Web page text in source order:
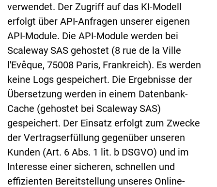
verwendet. Der Zugriff auf das KI-Modell
erfolgt über API-Anfragen unserer eigenen
API-Module. Die API-Module werden bei
Scaleway SAS gehostet (8 rue de la Ville
l'Evêque, 75008 Paris, Frankreich). Es werden
keine Logs gespeichert. Die Ergebnisse der
Übersetzung werden in einem Datenbank-
Cache (gehostet bei Scaleway SAS)
gespeichert. Der Einsatz erfolgt zum Zwecke
der Vertragserfüllung gegenüber unseren
Kunden (Art. 6 Abs. 1 lit. b DSGVO) und im
Interesse einer sicheren, schnellen und
effizienten Bereitstellung unseres Online-